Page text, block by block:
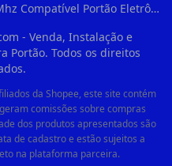
Kit 5/10 Controle Universal 433Mhz Compatível Portão Eletrônico Garagem Residenc em Pinheiros
- Venda, Instalação e
Portão. Todos os direitos
da Shopee, este site contém
comissões sobre compras
dos produtos apresentados são
de cadastro e estão sujeitos a
na plataforma parceira.